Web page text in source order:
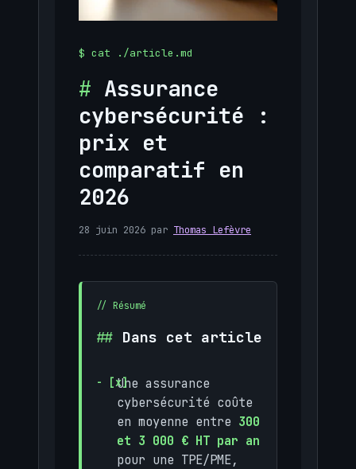
Assurance
cybersécurité :
prix et
comparatif en
2026
28 juin 2026 par Thomas Lefèvre
Dans cet article
Une assurance
cybersécurité coûte
en moyenne entre 300
et 3 000 € HT par an
pour une TPE/PME,